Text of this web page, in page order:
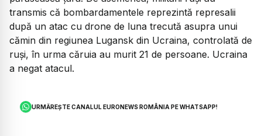
transmis că bombardamentele reprezintă represalii
după un atac cu drone de luna trecută asupra unui
cămin din regiunea Lugansk din Ucraina, controlată de
ruși, în urma căruia au murit 21 de persoane. Ucraina
a negat atacul.
URMĂREȘTE CANALUL EURONEWS ROMÂNIA PE WHATSAPP!